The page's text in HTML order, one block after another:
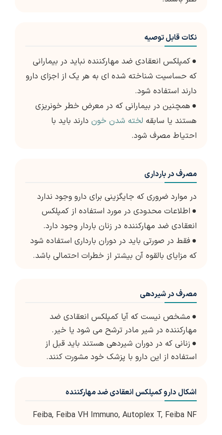
نکات قابل توصیه
●کمپلکس انعقادی ضد مهارکننده نباید در بیمارانی
که حساسیت شناخته شده ای به هر یک از اجزای دارو
دارند استفاده شود.
● همچنین در بیمارانی که در معرض خطر خونریزی
هستند یا سابقه لخته شدن خون دارند باید با
احتیاط مصرف شود.
مصرف در بارداری
در موارد ضروری که جایگزینی برای دارو وجود ندارد
● اطلاعات محدودی در مورد استفاده از کمپلکس
انعقادی ضد مهارکننده در زنان باردار وجود دارد.
●فقط در صورتی باید در دوران بارداری استفاده شود
که مزایای بالقوه آن بیشتر از خطرات احتمالی باشد.
مصرف در شیردهی
● مشخص نیست که آیا کمپلکس انعقادی ضد
مهارکننده در شیر مادر ترشح می شود یا خیر.
● زنانی که در دوران شیردهی هستند باید قبل از
استفاده از این دارو با پزشک خود مشورت کنند.
اشکال دارو کمپلکس انعقادی ضد مهارکننده
Feiba, Feiba VH Immuno, Autoplex T, Feiba NF